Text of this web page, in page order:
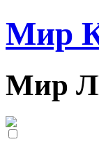
Мир
Мир